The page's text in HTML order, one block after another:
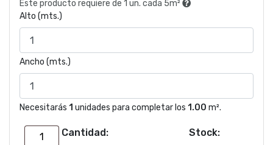
Este producto requiere de 1 un. cada 5m²
Alto (mts.)
Ancho (mts.)
Necesitarás 1 unidades para completar los 1.00 m².
Cantidad:
Papel
Stock: